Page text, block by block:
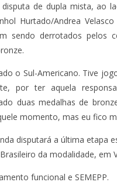
de dupla mista, ao
Hurtado/Andrea
sendo derrotados pelos
o Sul-Americano. Tive
por ter aquela
duas medalhas de
momento, mas eu fico
disputará a última etapa
da modalidade, em
funcional e SEMEPP.